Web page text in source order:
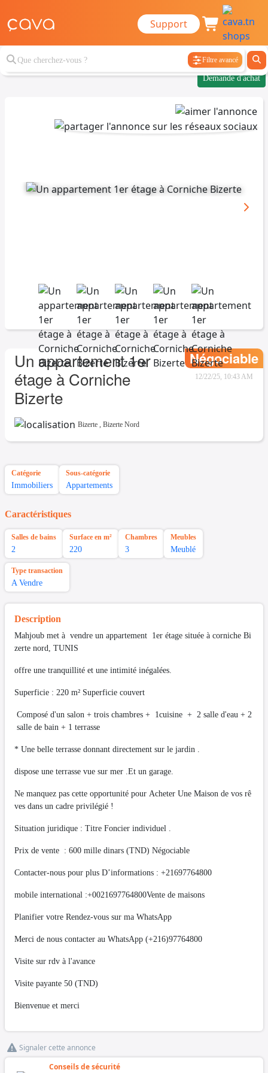
Support
Filtre avancé
Demande d'achat
Un appartement 1er
étage à Corniche
Bizerte
Négociable
12/22/25, 10:43 AM
Bizerte , Bizerte Nord
Catégorie
Immobiliers
Sous-catégorie
Appartements
Caractéristiques
Salles de bains
2
Surface en m²
220
Chambres
3
Meubles
Meublé
Type transaction
A Vendre
Description
Mahjoub met à vendre un appartement 1er étage située à corniche Bi
zerte nord, TUNIS
offre une tranquillité et une intimité inégalées.
Superficie : 220 m² Superficie couvert
Composé d'un salon + trois chambres + 1cuisine + 2 salle d'eau + 2
salle de bain + 1 terrasse
* Une belle terrasse donnant directement sur le jardin .
dispose une terrasse vue sur mer .Et un garage.
Ne manquez pas cette opportunité pour Acheter Une Maison de vos rê
ves dans un cadre privilégié !
Situation juridique : Titre Foncier individuel .
Prix de vente : 600 mille dinars (TND) Négociable
Contacter-nous pour plus D’informations : +21697764800
mobile international :+0021697764800Vente de maisons
Planifier votre Rendez-vous sur ma WhatsApp
Merci de nous contacter au WhatsApp (+216)97764800
Visite sur rdv à l'avance
Visite payante 50 (TND)
Bienvenue et merci
Signaler cette annonce
Conseils de sécurité